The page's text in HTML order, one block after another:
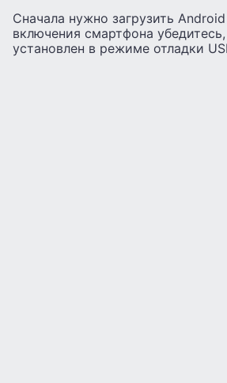
Сначала нужно загрузить
включения смартфона
установлен в режиме отладки